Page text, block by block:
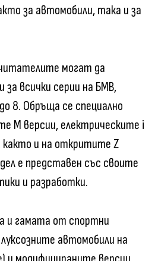
за автомобили, така и за
могат да
всички серии на БМВ,
8. Обръща се специално
М версии, електрическите i
както и на откритите Z
е представен със своите
и разработки.
и гамата от спортни
автомобили на